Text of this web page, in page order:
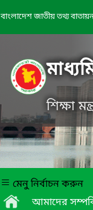
বাংলাদেশ জাতীয় তথ্য
শিক্ষা
মেনু নির্বাচন করুন
আমাদের